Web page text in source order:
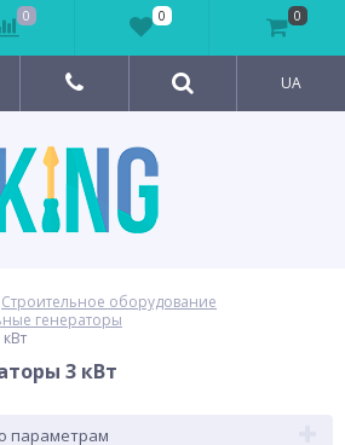
UA
Строительное оборудование
генераторы
3 кВт
параметрам
0 0 0